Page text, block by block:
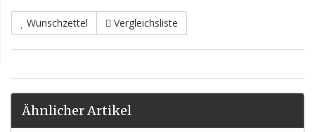
Wunschzettel Vergleichsliste
Ähnlicher Artikel